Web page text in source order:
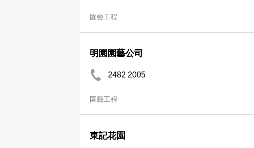
園藝工程
明園園藝公司
2482 2005
園藝工程
東記花園